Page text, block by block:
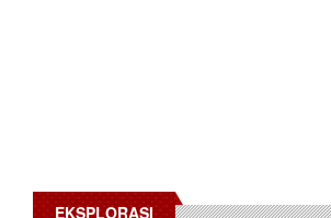
EKSPLORASI